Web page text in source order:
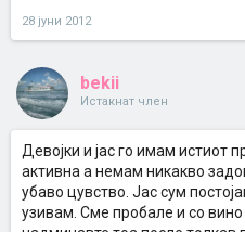
депресија, многу се бедирам.
Еве, од прееска се мислам дали
ама уште од сега знам дека
Пробавме и со лубрикант, пак
Не знам што повеќе да направам,
28 јуни 2012
bekii
Истакнат член
Девојки и јас го имам истиот
активна а немам никакво
убаво цувство. Јас сум
узивам. Сме пробале и со